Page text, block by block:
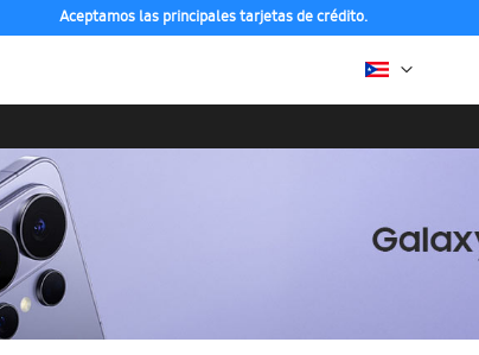
Aceptamos las principales tarjetas de crédito.